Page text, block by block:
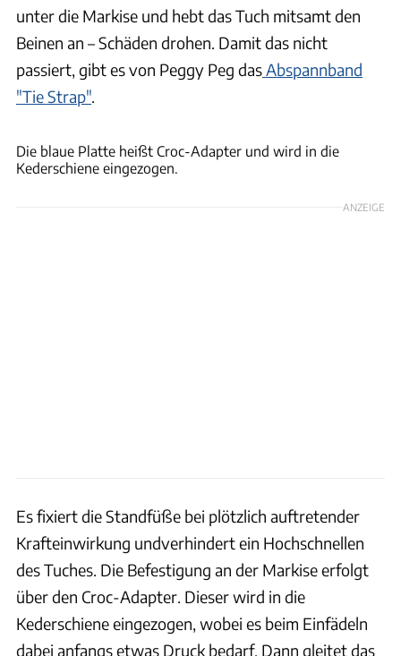
unter die Markise und hebt das Tuch mitsamt den
Beinen an – Schäden drohen. Damit das nicht
passiert, gibt es von Peggy Peg das Abspannband
"Tie Strap"
Die blaue Platte heißt Croc-Adapter und wird in die
Kederschiene eingezogen.
ANZEIGE
Es fixiert die Standfüße bei plötzlich auftretender
Krafteinwirkung undverhindert ein Hochschnellen
des Tuches. Die Befestigung an der Markise erfolgt
über den Croc-Adapter. Dieser wird in die
Kederschiene eingezogen, wobei es beim Einfädeln
dabei anfangs etwas Druck bedarf. Dann gleitet das